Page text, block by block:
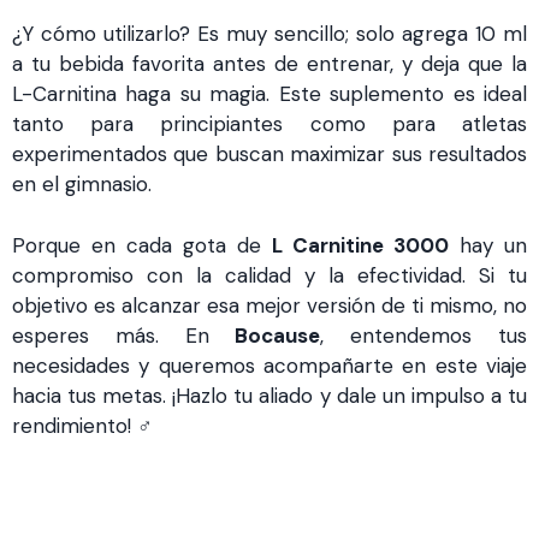
¿Y cómo utilizarlo? Es muy sencillo; solo agrega 10 ml
a tu bebida favorita antes de entrenar, y deja que la
L-Carnitina haga su magia. Este suplemento es ideal
tanto para principiantes como para atletas
experimentados que buscan maximizar sus resultados
en el gimnasio.
Porque en cada gota de L Carnitine 3000 hay un
compromiso con la calidad y la efectividad. Si tu
objetivo es alcanzar esa mejor versión de ti mismo, no
esperes más. En Bocause, entendemos tus
necesidades y queremos acompañarte en este viaje
hacia tus metas. ¡Hazlo tu aliado y dale un impulso a tu
rendimiento! ️‍♂️